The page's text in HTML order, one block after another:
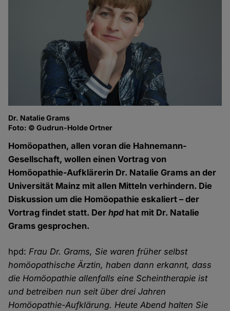
Dr. Natalie Grams
Foto: © Gudrun-Holde Ortner
Homöopathen, allen voran die Hahnemann-
Gesellschaft, wollen einen Vortrag von
Homöopathie-Aufklärerin Dr. Natalie Grams an der
Universität Mainz mit allen Mitteln verhindern. Die
Diskussion um die Homöopathie eskaliert – der
Vortrag findet statt. Derhpdhat mit Dr. Natalie
Grams gesprochen.
hpd:Frau Dr. Grams, Sie waren früher selbst
homöopathische Ärztin, haben dann erkannt, dass
die Homöopathie allenfalls eine Scheintherapie ist
und betreiben nun seit über drei Jahren
Homöopathie-Aufklärung. Heute Abend halten Sie